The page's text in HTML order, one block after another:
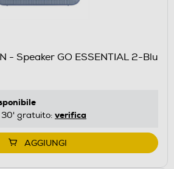
- Speaker GO ESSENTIAL 2-Blu
30' gratuito: verifica
AGGIUNGI